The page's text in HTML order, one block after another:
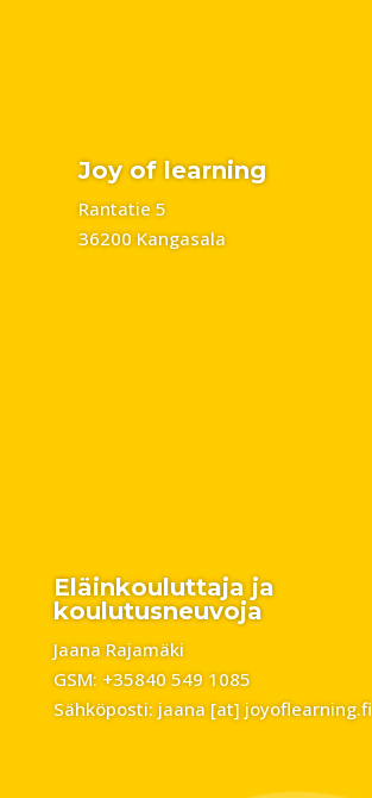
Joy of learning
Rantatie 5
36200 Kangasala
Eläinkouluttaja ja
koulutusneuvoja
Jaana Rajamäki
GSM: +35840 549 1085
Sähköposti: jaana [at] joyoflearning.fi